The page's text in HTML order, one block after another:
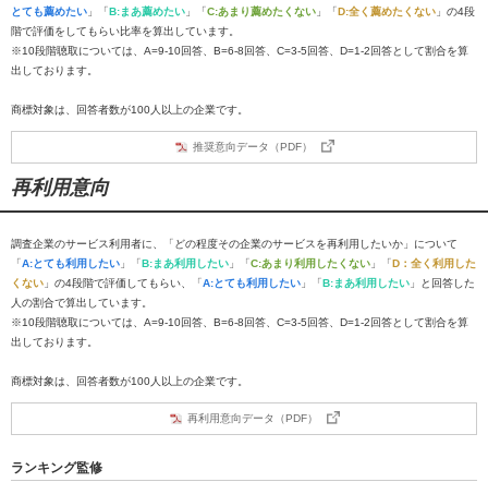
とても薦めたい 」「B:まあ薦めたい 」「C:あまり薦めたくない 」「D:全く薦めたくない 」の4段
階で評価をしてもらい比率を算出しています。
※10段階聴取については、A=9-10回答、B=6-8回答、C=3-5回答、D=1-2回答として割合を算
出しております。
商標対象は、回答者数が100人以上の企業です。
推奨意向データ（PDF）
再利用意向
調査企業のサービス利用者に、「どの程度その企業のサービスを再利用したいか」について
「A:とても利用したい 」「B:まあ利用したい 」「C:あまり利用したくない 」「D：全く利用した
くない 」の4段階で評価してもらい、「A:とても利用したい 」「B:まあ利用したい 」と回答した
人の割合で算出しています。
※10段階聴取については、A=9-10回答、B=6-8回答、C=3-5回答、D=1-2回答として割合を算
出しております。
商標対象は、回答者数が100人以上の企業です。
再利用意向データ（PDF）
ランキング監修